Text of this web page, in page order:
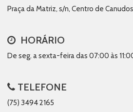
Praça da Matriz, s/n, Centro de Canudos
HORÁRIO
De seg. a sexta-feira das 07:00 às
TELEFONE
(75) 3494 2165